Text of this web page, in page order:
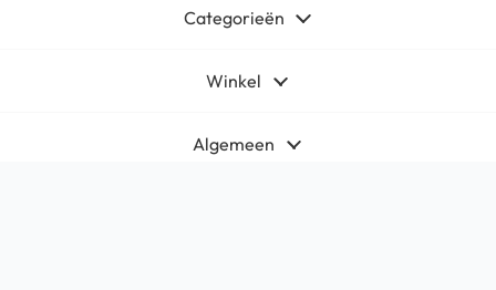
Categorieën
Winkel
Algemeen